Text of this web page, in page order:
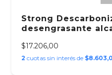
Strong
desengrasante
$17.206,00
2 cuotas sin interés de